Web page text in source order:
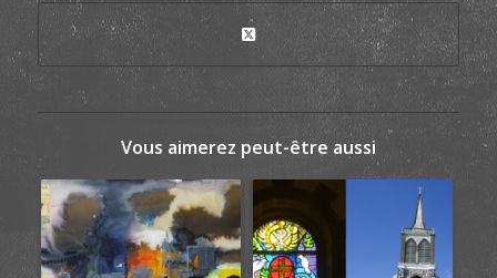
Vous aimerez peut-être aussi